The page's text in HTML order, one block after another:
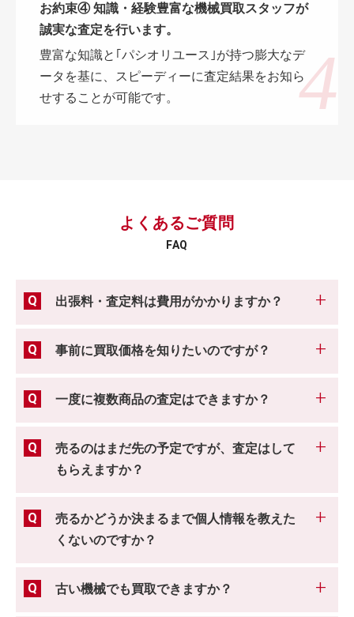
お約束④ 知識・経験豊富な機械買取スタッフが
誠実な査定を行います。
豊富な知識と｢パシオリユース｣が持つ膨大なデ
ータを基に、スピーディーに査定結果をお知ら
せすることが可能です。
よくあるご質問
FAQ
出張料・査定料は費用がかかりますか？
事前に買取価格を知りたいのですが？
一度に複数商品の査定はできますか？
売るのはまだ先の予定ですが、査定はして
もらえますか？
売るかどうか決まるまで個人情報を教えた
くないのですか？
古い機械でも買取できますか？